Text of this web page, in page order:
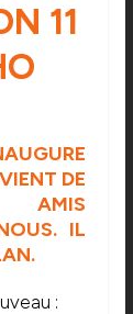
11
DE
AMIS
IL
: